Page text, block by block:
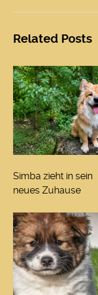
Related Posts
Simba zieht in sein
neues Zuhause